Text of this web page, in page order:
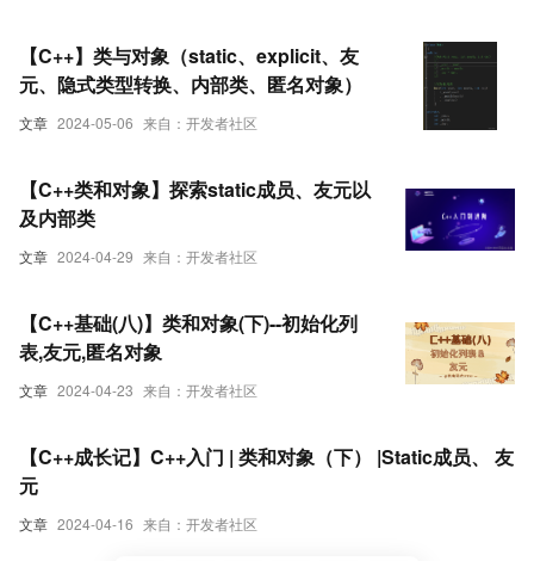
文章 2024-05-06 来自：开发者社区
【C++】类与对象（static、explicit、友
元、隐式类型转换、内部类、匿名对象）
文章 2024-04-29 来自：开发者社区
【C++类和对象】探索static成员、友元以
及内部类
文章 2024-04-23 来自：开发者社区
【C++基础(八)】类和对象(下)--初始化列
表,友元,匿名对象
文章 2024-04-16 来自：开发者社区
【C++成长记】C++入门 | 类和对象（下） |Static成员、 友
元